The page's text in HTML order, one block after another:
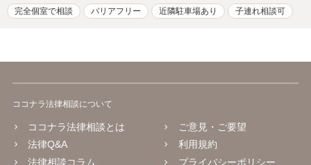
完全個室で相談 バリアフリー 近隣駐車場あり 子連れ相談可
ココナラ法律相談について
ココナラ法律相談とは
法律Q&A
法律相談コラム
ご意見・ご要望
利用規約
プライバシーポリシー